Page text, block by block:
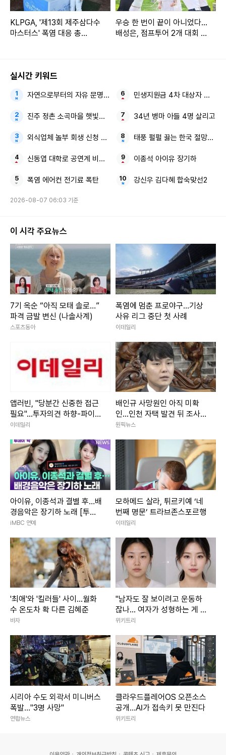
KLPGA, '제13회 제주삼다수
마스터스' 폭염 대응 총
우승 한 번이 끝이 아니었다...
배성은, 점프투어 2개 대회 연
실시간 키워드
자연으로부터의 자유 문명이 부른 지구의 위기
진주 정촌 소곡마을 햇빛소득마을
외식업체 놀부 회생 신청 尹 전 대통령 전속사진가
신동엽 대학로 공연계 비하 논란
폭염 에어컨 전기료 폭탄
민생지원금 4차 대상자 전국
34년 병마 아들 4명 살리고
태풍 펄펄 끓는 한국 절망적인
이종석 아이유 장기하
강신우 김다혜 합숙맞선2
2026-08-07 06:03 기준
이 시각 주요뉴스
7기 옥순 “아직 모태 솔로…”
파격 금발 변신 (나솔사계)
스포츠동아
폭염에 멈춘 프로야구…기상
사유 리그 중단 첫 사례
이데일리
앱러빈, "당분간 신중한 접근
필요"...투자의견 하향-파이퍼
샌들러
이데일리
배인규 사망원인 아직 미확
인...인천 자택 발견 뒤 조사
진행
원픽뉴스
아이유, 이종석과 결별 후…배
경음악은 장기하 노래 [투데
이픽]
iMBC 연예
모하메드 살라, 튀르키예 ‘네
번째 명문’ 트라브존스포르행
이데일리
'최애'와 '킬러들' 사이...월화
수 온도차 확 다른 김혜준
바자
"남자도 잘 보이려고 운동하
잖나... 여자가 성형하는 게 대
체 왜 문제냐"
위키트리
시리아 수도 외곽서 미니버스
폭발…"3명 사망"
연합뉴스
클라우드플레어OS 오픈소스
공개…AI가 접속키 못 만진다
위키트리